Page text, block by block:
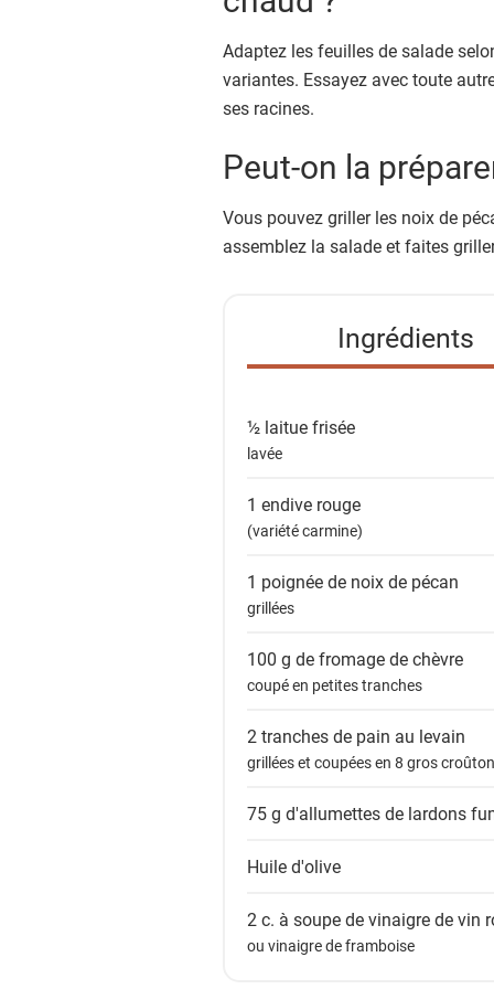
e
s
i
n
r
d
i
Adaptez les feuilles de salade
variantes. Essayez avec toute
ses racines.
Peut-on la
Vous pouvez griller les noix de
assemblez la salade et faites
Ingrédients
½ laitue frisée
lavée
1 endive rouge
(variété carmine)
1 poignée de noix de pécan
grillées
100 g defromage de chèvre
coupé en petites tranches
2 tranches de pain au levain
grillées et coupées en 8 gros
75 g d'allumettes de lardons
Huile d'olive
2 c. à soupe devinaigre de vin
ou vinaigre de framboise